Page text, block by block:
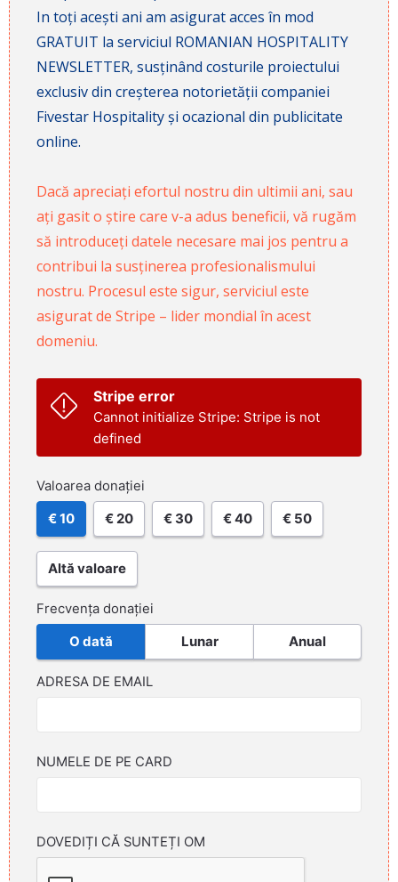
In toți acești ani am asigurat acces în mod
GRATUIT la serviciul ROMANIAN HOSPITALITY
NEWSLETTER, susținând costurile proiectului
exclusiv din creșterea notorietății companiei
Fivestar Hospitality și ocazional din publicitate
online.
Dacă apreciați efortul nostru din ultimii ani, sau
ați gasit o știre care v-a adus beneficii, vă rugăm
să introduceți datele necesare mai jos pentru a
contribui la susținerea profesionalismului
nostru. Procesul este sigur, serviciul este
asigurat de Stripe – lider mondial în acest
domeniu.
Stripe error
Cannot initialize Stripe: Stripe is not
defined
Valoarea donației
€ 10 € 20 € 30 € 40 € 50
Altă valoare
Frecvența donației
O dată Lunar Anual
ADRESA DE EMAIL
NUMELE DE PE CARD
DOVEDIȚI CĂ SUNTEȚI OM